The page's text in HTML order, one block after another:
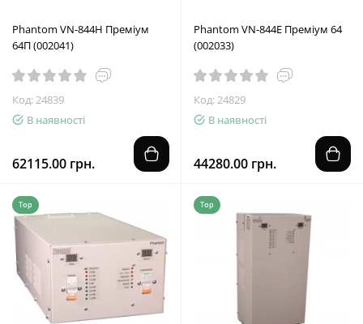
Phantom VN-844Н Преміум
64П (002041)
Код: 24839
В наявності
62115.00 грн.
Phantom VN-844E Преміум 64
(002033)
Код: 24829
В наявності
44280.00 грн.
Top Top